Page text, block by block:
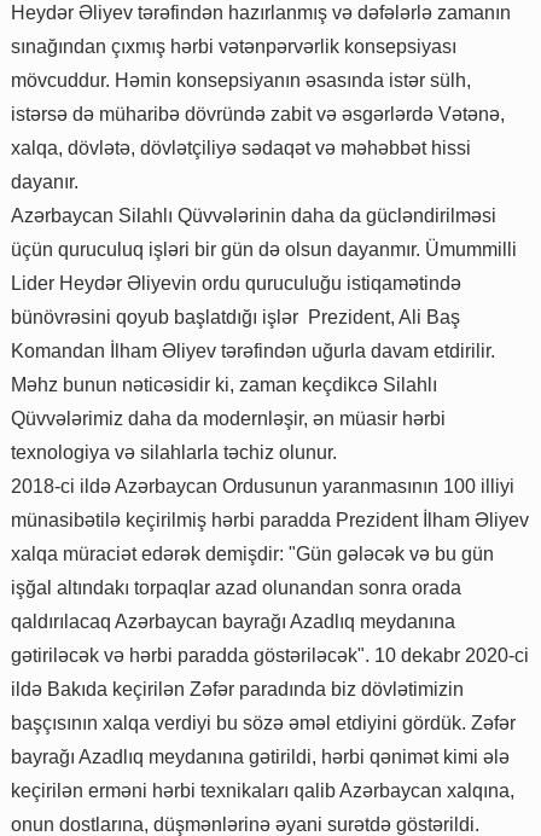
Heydər Əliyev tərəfindən hazırlanmış və dəfələrlə zamanın
sınağından çıxmış hərbi vətənpərvərlik konsepsiyası
mövcuddur. Həmin konsepsiyanın əsasında istər sülh,
istərsə də müharibə dövründə zabit və əsgərlərdə Vətənə,
xalqa, dövlətə, dövlətçiliyə sədaqət və məhəbbət hissi
dayanır.
Azərbaycan Silahlı Qüvvələrinin daha da gücləndirilməsi
üçün quruculuq işləri bir gün də olsun dayanmır. Ümummilli
Lider Heydər Əliyevin ordu quruculuğu istiqamətində
bünövrəsini qoyub başlatdığı işlər Prezident, Ali Baş
Komandan İlham Əliyev tərəfindən uğurla davam etdirilir.
Məhz bunun nəticəsidir ki, zaman keçdikcə Silahlı
Qüvvələrimiz daha da modernləşir, ən müasir hərbi
texnologiya və silahlarla təchiz olunur.
2018-ci ildə Azərbaycan Ordusunun yaranmasının 100 illiyi
münasibətilə keçirilmiş hərbi paradda Prezident İlham Əliyev
xalqa müraciət edərək demişdir: "Gün gələcək və bu gün
işğal altındakı torpaqlar azad olunandan sonra orada
qaldırılacaq Azərbaycan bayrağı Azadlıq meydanına
gətiriləcək və hərbi paradda göstəriləcək". 10 dekabr 2020-ci
ildə Bakıda keçirilən Zəfər paradında biz dövlətimizin
başçısının xalqa verdiyi bu sözə əməl etdiyini gördük. Zəfər
bayrağı Azadlıq meydanına gətirildi, hərbi qənimət kimi ələ
keçirilən erməni hərbi texnikaları qalib Azərbaycan xalqına,
onun dostlarına, düşmənlərinə əyani surətdə göstərildi.